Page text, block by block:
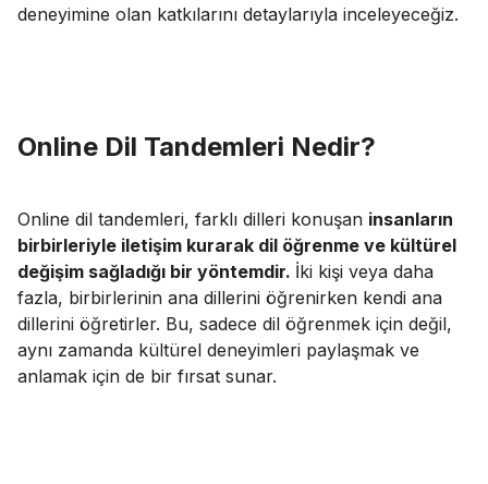
deneyimine olan katkılarını detaylarıyla inceleyeceğiz.
Online Dil Tandemleri Nedir?
Online dil tandemleri, farklı dilleri konuşan insanların
birbirleriyle iletişim kurarak dil öğrenme ve kültürel
değişim sağladığı bir yöntemdir. İki kişi veya daha
fazla, birbirlerinin ana dillerini öğrenirken kendi ana
dillerini öğretirler. Bu, sadece dil öğrenmek için değil,
aynı zamanda kültürel deneyimleri paylaşmak ve
anlamak için de bir fırsat sunar.